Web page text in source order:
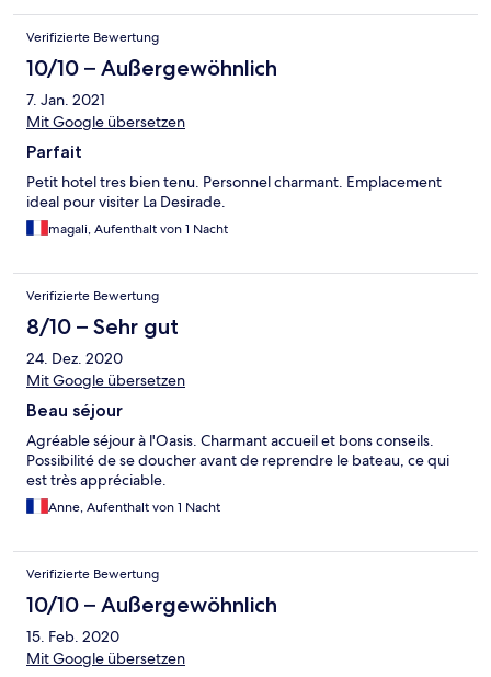
Verifizierte Bewertung
10/10 – Außergewöhnlich
7. Jan. 2021
Mit Google übersetzen
Parfait
Petit hotel tres bien tenu. Personnel charmant. Emplacement
ideal pour visiter La Desirade.
magali, Aufenthalt von 1 Nacht
Verifizierte Bewertung
8/10 – Sehr gut
24. Dez. 2020
Mit Google übersetzen
Beau séjour
Agréable séjour à l'Oasis. Charmant accueil et bons conseils.
Possibilité de se doucher avant de reprendre le bateau, ce qui
est très appréciable.
Anne, Aufenthalt von 1 Nacht
Verifizierte Bewertung
10/10 – Außergewöhnlich
15. Feb. 2020
Mit Google übersetzen